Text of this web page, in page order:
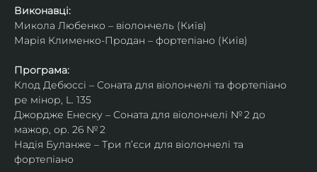
Виконавці:
Микола Любенко – віолончель (Київ)
Марія Клименко-Продан – фортепіано (Київ)
Програма:
Клод Дебюссі – Соната для віолончелі та фортепіано
ре мінор, L. 135
Джордже Енеску – Соната для віолончелі № 2 до
мажор, ор. 26 № 2
Надія Буланже – Три п’єси для віолончелі та
фортепіано